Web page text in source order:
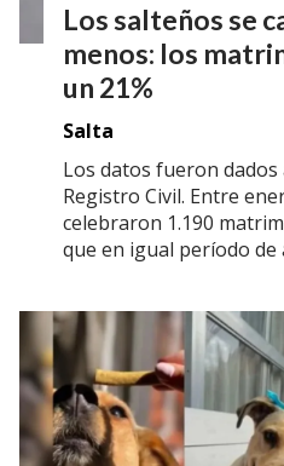
Los salteños se
menos: los
un 21%
Salta
Los datos fueron
Registro Civil. Entre
celebraron 1.190
que en igual período